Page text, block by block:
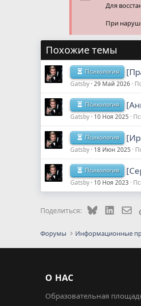
Для
При
Похожие темы
Психология
Gatsby 29 Май 2026
Психология
Gatsby 10 Ноя 2025
Психология
Gatsby 18 Июн 2025
Психология
Gatsby 10 Ноя 2023
Поделиться: Bluesky
Форумы Информационные
О НАС
Образовательная